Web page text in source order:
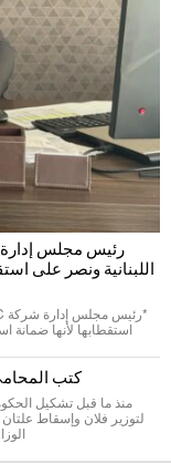
اللبنانية ونصر على
كتب
منذ ما قبل تشكيل
لتوزير فلان وإسقاط